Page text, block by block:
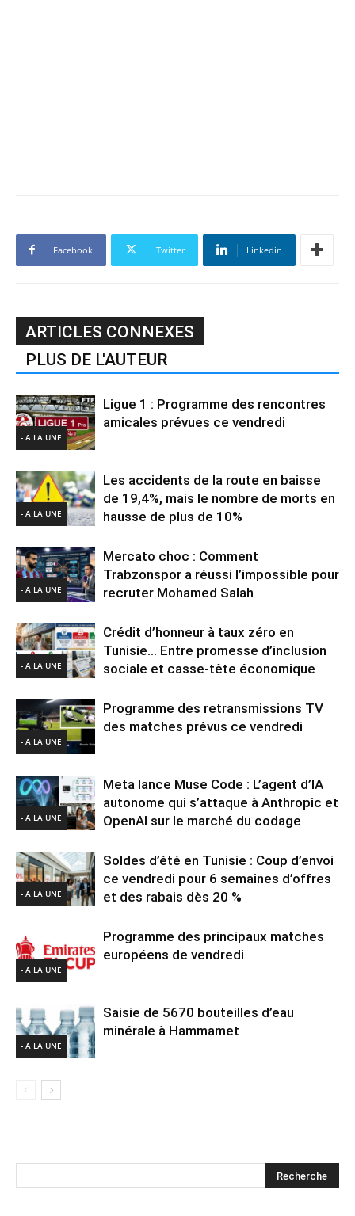
Facebook Twitter Linkedin
ARTICLES CONNEXES
PLUS DE L'AUTEUR
- A LA UNE
Ligue 1 : Programme des rencontres
amicales prévues ce vendredi
- A LA UNE
Les accidents de la route en baisse
de 19,4%, mais le nombre de morts en
hausse de plus de 10%
- A LA UNE
Mercato choc : Comment
Trabzonspor a réussi l’impossible pour
recruter Mohamed Salah
- A LA UNE
Crédit d’honneur à taux zéro en
Tunisie… Entre promesse d’inclusion
sociale et casse-tête économique
- A LA UNE
Programme des retransmissions TV
des matches prévus ce vendredi
- A LA UNE
Meta lance Muse Code : L’agent d’IA
autonome qui s’attaque à Anthropic et
OpenAI sur le marché du codage
- A LA UNE
Soldes d’été en Tunisie : Coup d’envoi
ce vendredi pour 6 semaines d’offres
et des rabais dès 20 %
- A LA UNE
Programme des principaux matches
européens de vendredi
- A LA UNE
Saisie de 5670 bouteilles d’eau
minérale à Hammamet